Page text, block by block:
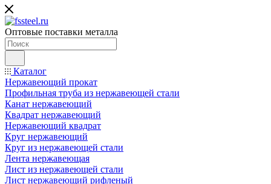
Оптовые поставки металла
Каталог
Нержавеющий прокат
Профильная труба из нержавеющей стали
Канат нержавеющий
Квадрат нержавеющий
Нержавеющий квадрат
Круг нержавеющий
Круг из нержавеющей стали
Лента нержавеющая
Лист из нержавеющей стали
Лист нержавеющий рифленый